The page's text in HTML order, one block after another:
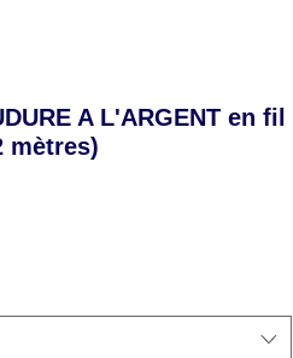
A L'ARGENT en fil
mètres)